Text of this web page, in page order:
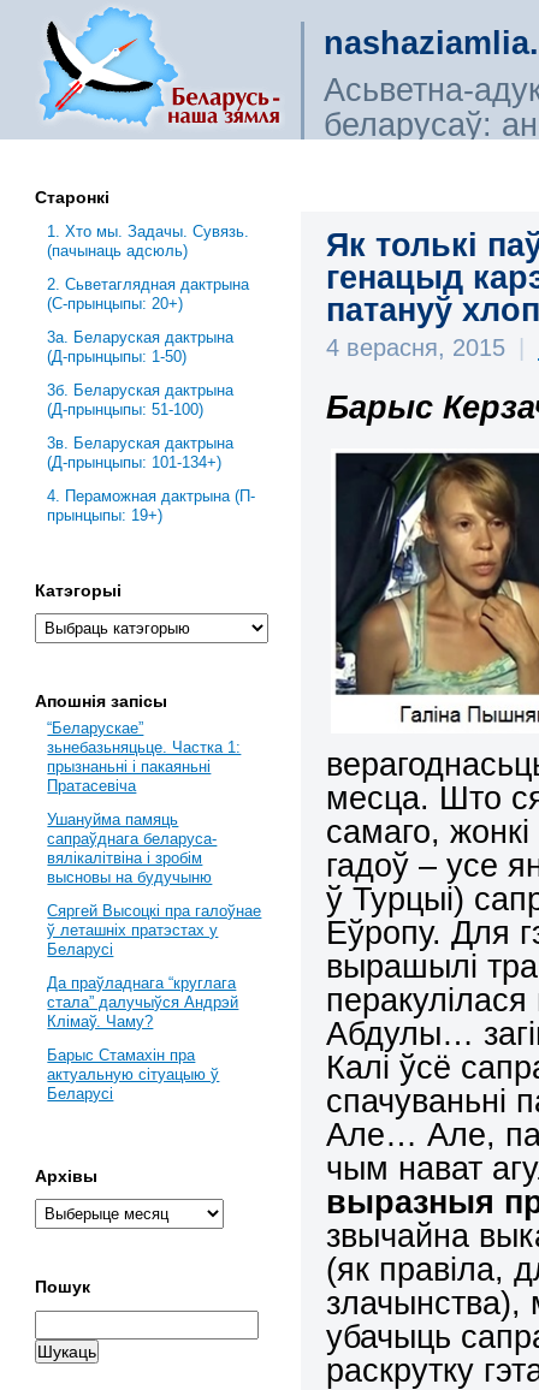
Асьветна-
беларусаў:
Як толькі
генацыд
патануў
4 верасня, 2015 |
Барыс
месца. Што
самаго,
гадоў – усе
ў Турцыі)
Еўропу. Для
вырашылі
Абдулы…
Калі ўсё
спачуваньні
Але… Але,
чым нават
выразныя
звычайна
(як правіла,
убачыць
раскрутку
Старонкі
1. Хто мы. Задачы. Сувязь.
(пачынаць адсюль)
2. Сьветаглядная дактрына
(С-прынцыпы: 20+)
3a. Беларуская дактрына
(Д-прынцыпы: 1-50)
3б. Беларуская дактрына
(Д-прынцыпы: 51-100)
3в. Беларуская дактрына
(Д-прынцыпы: 101-134+)
4. Пераможная дактрына (П-
прынцыпы: 19+)
Катэгорыі
Апошнія запісы
“Беларускае”
зьнебазьняцьце. Частка 1:
прызнаньні і пакаяньні
Пратасевіча
Ушануйма памяць
сапраўднага беларуса-
вялікалітвіна і зробім
высновы на будучыню
Сяргей Высоцкі пра галоўнае
ў леташніх пратэстах у
Беларусі
Да праўладнага “круглага
стала” далучыўся Андрэй
Клімаў. Чаму?
Барыс Стамахін пра
актуальную сітуацыю ў
Беларусі
Архівы
Пошук